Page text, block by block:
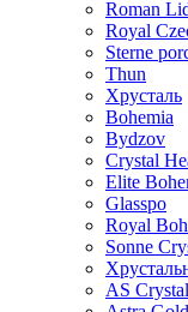
Roman
Royal
Sterne
Thun
Хрусталь
Bohemia
Bydzov
Crystal
Elite
Glasspo
Royal
Sonne
AS Crystal